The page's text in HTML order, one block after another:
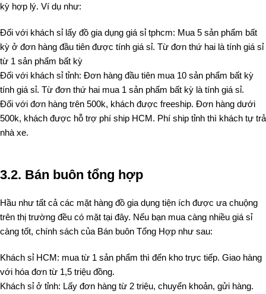
kỳ hợp lý. Ví dụ như:
Đối với khách sỉ lấy đồ gia dụng giá sỉ tphcm: Mua 5 sản phẩm bất
kỳ ở đơn hàng đầu tiên được tính giá sỉ. Từ đơn thứ hai là tính giá sỉ
từ 1 sản phẩm bất kỳ
Đối với khách sỉ tỉnh: Đơn hàng đầu tiên mua 10 sản phẩm bất kỳ
tính giá sỉ. Từ đơn thứ hai mua 1 sản phẩm bất kỳ là tính giá sỉ.
Đối với đơn hàng trên 500k, khách được freeship. Đơn hàng dưới
500k, khách được hỗ trợ phí ship HCM. Phí ship tỉnh thì khách tự trả
nhà xe.
3.2. Bán buôn tổng hợp
Hầu như tất cả các mặt hàng đồ gia dụng tiện ích được ưa chuộng
trên thị trường đều có mặt tại đây. Nếu bạn mua càng nhiều giá sỉ
càng tốt, chính sách của Bán buôn Tổng Hợp như sau:
Khách sỉ HCM: mua từ 1 sản phẩm thì đến kho trực tiếp. Giao hàng
với hóa đơn từ 1,5 triệu đồng.
Khách sỉ ở tỉnh: Lấy đơn hàng từ 2 triệu, chuyển khoản, gửi hàng.